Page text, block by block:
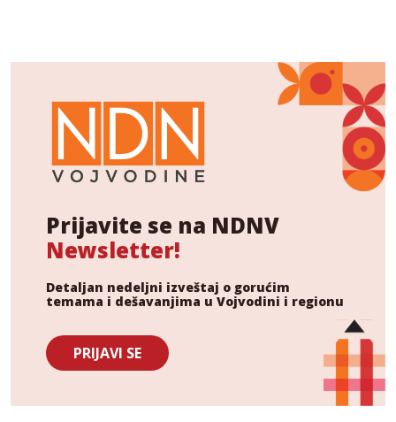
Prijavite se na NDNV
Newsletter!
Detaljan nedeljni izveštaj o gorućim
temama i dešavanjima u Vojvodini i regionu
PRIJAVI SE